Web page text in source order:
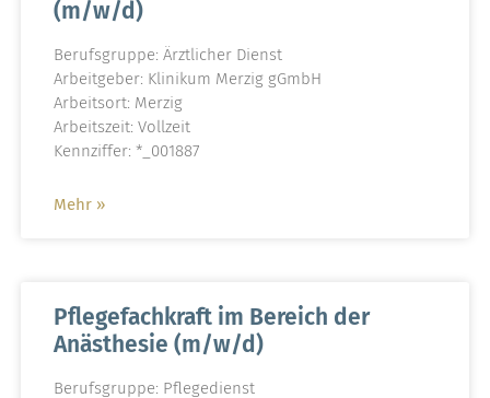
(m/w/d)
Berufsgruppe: Ärztlicher Dienst
Arbeitgeber: Klinikum Merzig gGmbH
Arbeitsort: Merzig
Arbeitszeit: Vollzeit
Kennziffer: *_001887
Mehr »
Pflegefachkraft im Bereich der
Anästhesie (m/w/d)
Berufsgruppe: Pflegedienst